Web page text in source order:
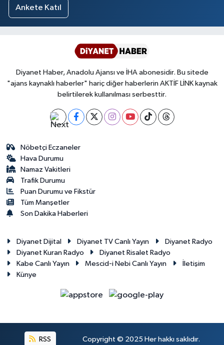
Ankete Katıl
Diyanet Haber, Anadolu Ajansı ve İHA abonesidir. Bu sitede
"ajans kaynaklı haberler" hariç diğer haberlerin AKTİF LİNK kaynak
belirtilerek kullanılması serbesttir.
Nöbetçi Eczaneler
Hava Durumu
Namaz Vakitleri
Trafik Durumu
Puan Durumu ve Fikstür
Tüm Manşetler
Son Dakika Haberleri
Diyanet Dijital Diyanet TV Canlı Yayın
Diyanet Radyo
Diyanet Kuran Radyo
Diyanet Risalet Radyo
Kabe Canlı Yayın
Mescid-i Nebi Canlı Yayın
İletişim
Künye
RSS Copyright © 2025 Her hakkı saklıdır.